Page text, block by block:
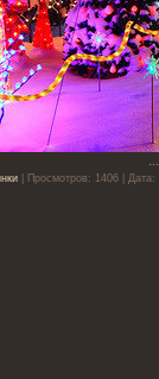
| Просмотров: 1406 |